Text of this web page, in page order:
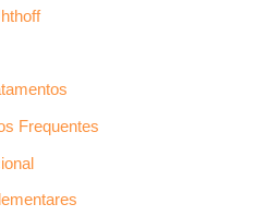
Frequentes